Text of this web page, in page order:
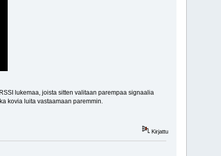
lukemaa, joista sitten valitaan parempaa signaalia
kovia luita vastaamaan paremmin.
Kirjattu